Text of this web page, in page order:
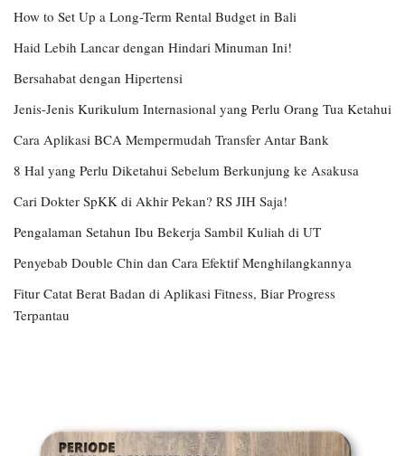
How to Set Up a Long-Term Rental Budget in Bali
Haid Lebih Lancar dengan Hindari Minuman Ini!
Bersahabat dengan Hipertensi
Jenis-Jenis Kurikulum Internasional yang Perlu Orang Tua Ketahui
Cara Aplikasi BCA Mempermudah Transfer Antar Bank
8 Hal yang Perlu Diketahui Sebelum Berkunjung ke Asakusa
Cari Dokter SpKK di Akhir Pekan? RS JIH Saja!
Pengalaman Setahun Ibu Bekerja Sambil Kuliah di UT
Penyebab Double Chin dan Cara Efektif Menghilangkannya
Fitur Catat Berat Badan di Aplikasi Fitness, Biar Progress
Terpantau